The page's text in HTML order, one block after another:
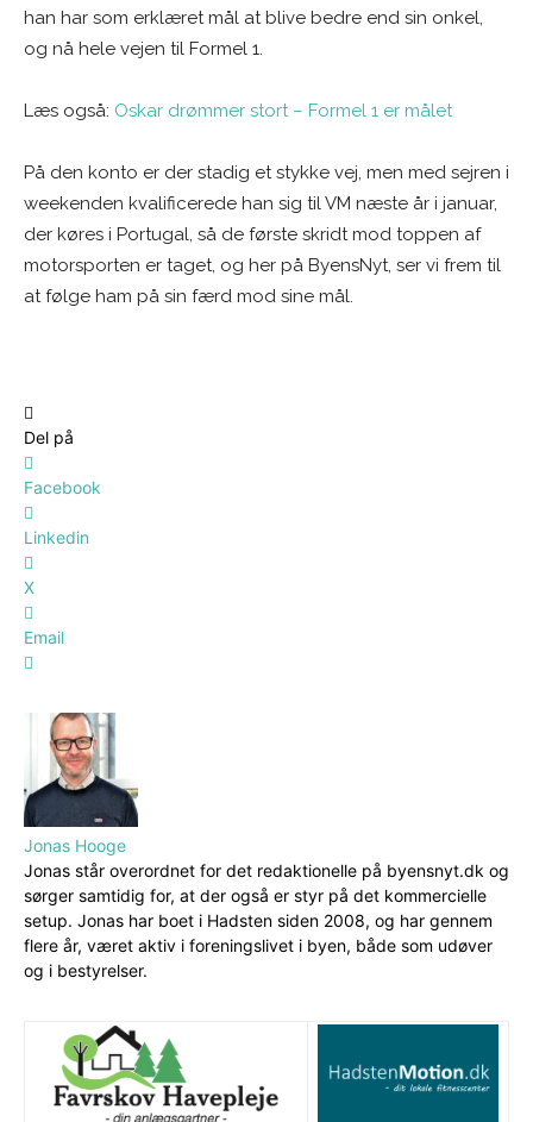
han har som erklæret mål at blive bedre end sin onkel,
og nå hele vejen til Formel 1.
Læs også: Oskar drømmer stort – Formel 1 er målet
På den konto er der stadig et stykke vej, men med sejren i
weekenden kvalificerede han sig til VM næste år i januar,
der køres i Portugal, så de første skridt mod toppen af
motorsporten er taget, og her på ByensNyt, ser vi frem til
at følge ham på sin færd mod sine mål.
Del på
Facebook
Linkedin
X
Email
Jonas Hooge
Jonas står overordnet for det redaktionelle på byensnyt.dk og
sørger samtidig for, at der også er styr på det kommercielle
setup. Jonas har boet i Hadsten siden 2008, og har gennem
flere år, været aktiv i foreningslivet i byen, både som udøver
og i bestyrelser.